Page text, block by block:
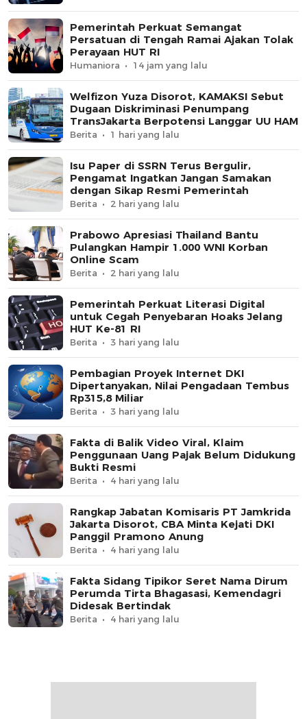
Pemerintah Perkuat Semangat
Persatuan di Tengah Ramai Ajakan Tolak
Perayaan HUT RI
Humaniora 14 jam yang lalu
Welfizon Yuza Disorot, KAMAKSI Sebut
Dugaan Diskriminasi Penumpang
TransJakarta Berpotensi Langgar UU HAM
Berita 1 hari yang lalu
Isu Paper di SSRN Terus Bergulir,
Pengamat Ingatkan Jangan Samakan
dengan Sikap Resmi Pemerintah
Berita 2 hari yang lalu
Prabowo Apresiasi Thailand Bantu
Pulangkan Hampir 1.000 WNI Korban
Online Scam
Berita 2 hari yang lalu
Pemerintah Perkuat Literasi Digital
untuk Cegah Penyebaran Hoaks Jelang
HUT Ke-81 RI
Berita 3 hari yang lalu
Pembagian Proyek Internet DKI
Dipertanyakan, Nilai Pengadaan Tembus
Rp315,8 Miliar
Berita 3 hari yang lalu
Fakta di Balik Video Viral, Klaim
Penggunaan Uang Pajak Belum Didukung
Bukti Resmi
Berita 4 hari yang lalu
Rangkap Jabatan Komisaris PT Jamkrida
Jakarta Disorot, CBA Minta Kejati DKI
Panggil Pramono Anung
Berita 4 hari yang lalu
Fakta Sidang Tipikor Seret Nama Dirum
Perumda Tirta Bhagasasi, Kemendagri
Didesak Bertindak
Berita 4 hari yang lalu